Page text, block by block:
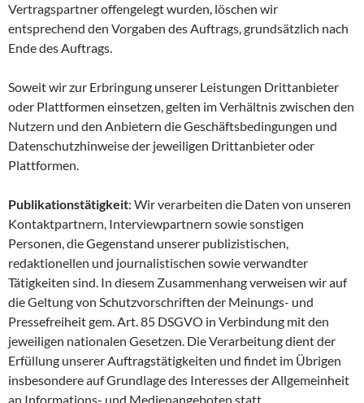
Vertragspartner offengelegt wurden, löschen wir
entsprechend den Vorgaben des Auftrags, grundsätzlich nach
Ende des Auftrags.
Soweit wir zur Erbringung unserer Leistungen Drittanbieter
oder Plattformen einsetzen, gelten im Verhältnis zwischen den
Nutzern und den Anbietern die Geschäftsbedingungen und
Datenschutzhinweise der jeweiligen Drittanbieter oder
Plattformen.
Publikationstätigkeit: Wir verarbeiten die Daten von unseren
Kontaktpartnern, Interviewpartnern sowie sonstigen
Personen, die Gegenstand unserer publizistischen,
redaktionellen und journalistischen sowie verwandter
Tätigkeiten sind. In diesem Zusammenhang verweisen wir auf
die Geltung von Schutzvorschriften der Meinungs- und
Pressefreiheit gem. Art. 85 DSGVO in Verbindung mit den
jeweiligen nationalen Gesetzen. Die Verarbeitung dient der
Erfüllung unserer Auftragstätigkeiten und findet im Übrigen
insbesondere auf Grundlage des Interesses der Allgemeinheit
an Informations- und Medienangeboten statt.